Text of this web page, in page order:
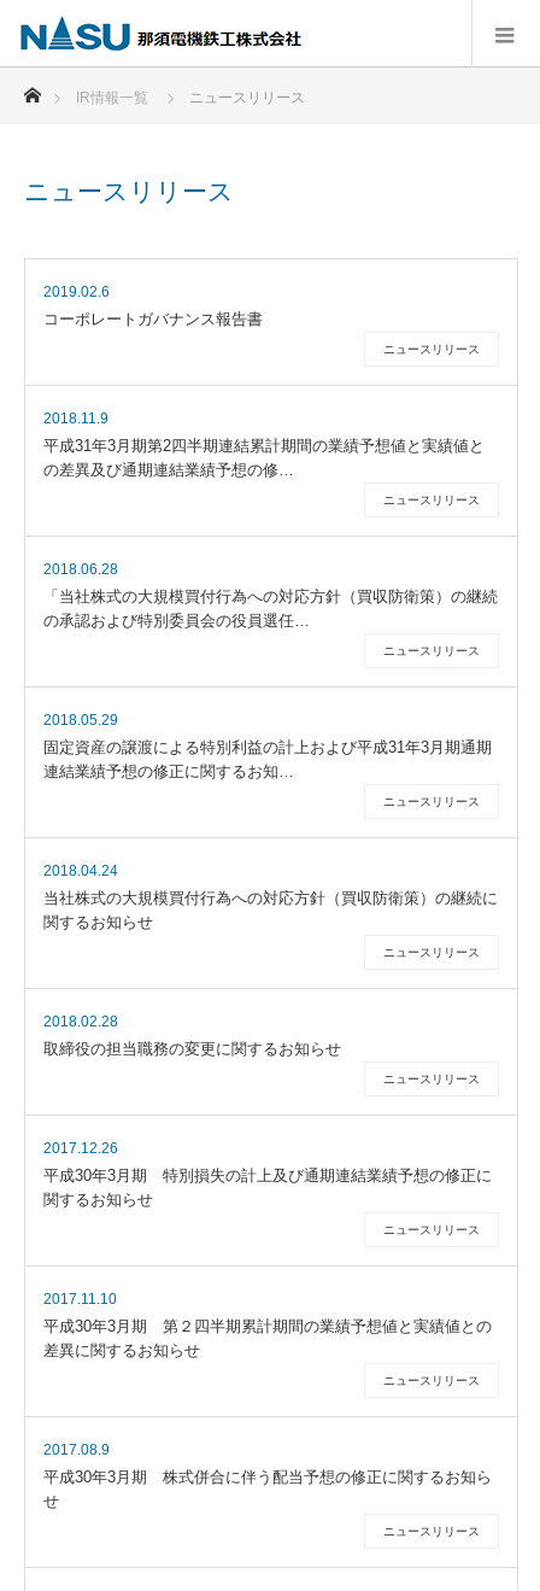
ホーム
IR情報一覧 ニュースリリース
ニュースリリース
2019.02.6
コーポレートガバナンス報告書
ニュースリリース
2018.11.9
平成31年3月期第2四半期連結累計期間の業績予想値と実績値と
の差異及び通期連結業績予想の修…
ニュースリリース
2018.06.28
「当社株式の大規模買付行為への対応方針（買収防衛策）の継続
の承認および特別委員会の役員選任…
ニュースリリース
2018.05.29
固定資産の譲渡による特別利益の計上および平成31年3月期通期
連結業績予想の修正に関するお知…
ニュースリリース
2018.04.24
当社株式の大規模買付行為への対応方針（買収防衛策）の継続に
関するお知らせ
ニュースリリース
2018.02.28
取締役の担当職務の変更に関するお知らせ
ニュースリリース
2017.12.26
平成30年3月期 特別損失の計上及び通期連結業績予想の修正に
関するお知らせ
ニュースリリース
2017.11.10
平成30年3月期 第２四半期累計期間の業績予想値と実績値との
差異に関するお知らせ
ニュースリリース
2017.08.9
平成30年3月期 株式併合に伴う配当予想の修正に関するお知ら
せ
ニュースリリース